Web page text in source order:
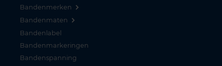
Bandenmerken
Bandenmaten
Bandenlabel
Bandenmarkeringen
Bandenspanning